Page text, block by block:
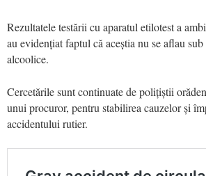
Rezultatele testării cu aparatul etilotest a
au evidențiat faptul că aceștia nu se aflau
alcoolice.
Cercetările sunt continuate de polițiștii
unui procuror, pentru stabilirea cauzelor și
accidentului rutier.